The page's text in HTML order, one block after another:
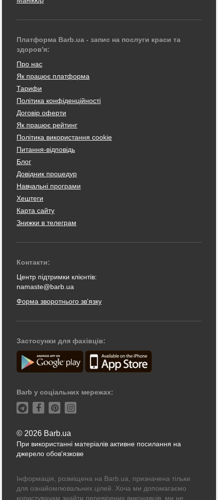
Платформа Barb.ua - запис на послуги краси та
здоров'я:
Про нас
Як працює платформа
Тарифи
Політика конфіденційності
Договір оферти
Як працює рейтинг
Політика використання cookie
Питання-відповідь
Блог
Довідник процедур
Навчальні програми
Хештеги
Карта сайту
Знижки в телеграм
Контакти:
Центр підтримки клієнтів:
namaste@barb.ua
Форма зворотнього зв'язку
Застосунки для фахівців:
Barb у соціальних мережах:
© 2026 Barb.ua
При використанні матеріалів активне посилання на
джерело обов'язкове
Інформація, розміщена на Barb.ua, призначена тільки
для ознайомлювальних цілей. Хоча ми допомагаємо
користувачам знайти перевірених виконавців, ми не